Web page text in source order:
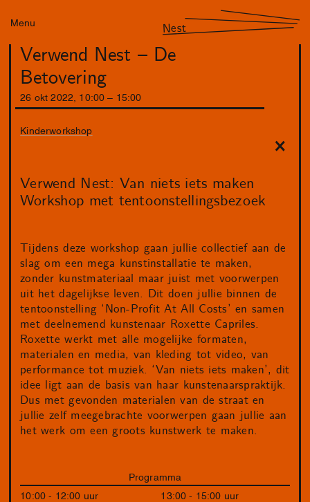
Menu Nest
Verwend Nest – De
Betovering
26 okt 2022 10:00 15 :00
Kinderworkshop
Verwend Nest: Van niets iets maken
Workshop met tentoonstellingsbezoek
Tijdens deze workshop gaan jullie collectief aan de
slag om een mega kunstinstallatie te maken,
zonder kunstmateriaal maar juist met voorwerpen
uit het dagelijkse leven. Dit doen jullie binnen de
tentoonstelling ‘Non-Profit At All Costs’ en samen
met deelnemend kunstenaar Roxette Capriles.
Roxette werkt met alle mogelijke formaten,
materialen en media, van kleding tot video, van
performance tot muziek. ‘Van niets iets maken’, dit
idee ligt aan de basis van haar kunstenaarspraktijk.
Dus met gevonden materialen van de straat en
jullie zelf meegebrachte voorwerpen gaan jullie aan
het werk om een groots kunstwerk te maken.
Programma
10:00 - 12:00 uur 13:00 - 15:00 uur